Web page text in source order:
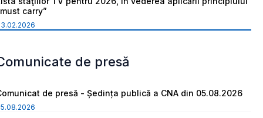
carry”
de presă
de presă - Ședința publică a CNA din 05.08.2026